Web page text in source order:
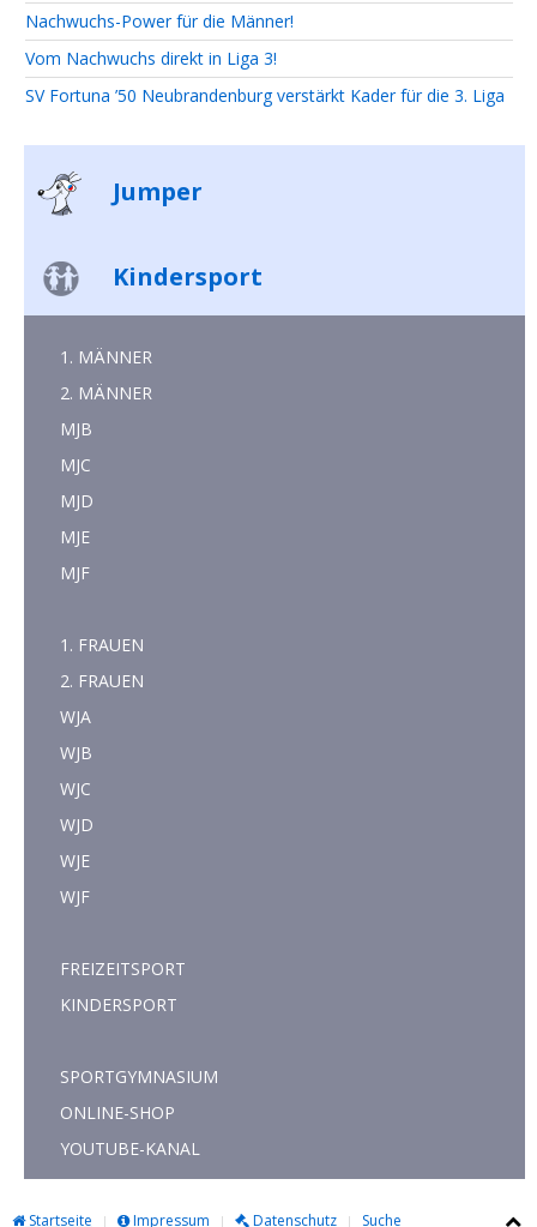
Nachwuchs-Power für die Männer!
Vom Nachwuchs direkt in Liga 3!
SV Fortuna ’50 Neubrandenburg verstärkt Kader für die 3. Liga
Jumper
Kindersport
1. MÄNNER
2. MÄNNER
MJB
MJC
MJD
MJE
MJF
1. FRAUEN
2. FRAUEN
WJA
WJB
WJC
WJD
WJE
WJF
FREIZEITSPORT
KINDERSPORT
SPORTGYMNASIUM
ONLINE-SHOP
YOUTUBE-KANAL
Startseite Impressum Datenschutz Suche